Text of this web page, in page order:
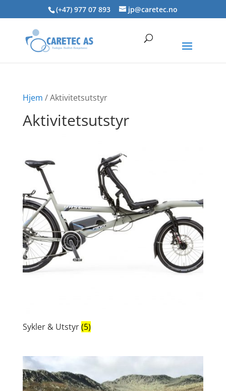
(+47) 977 07 893 jp@caretec.no
Hjem / Aktivitetsutstyr
Aktivitetsutstyr
Sykler & Utstyr(5)